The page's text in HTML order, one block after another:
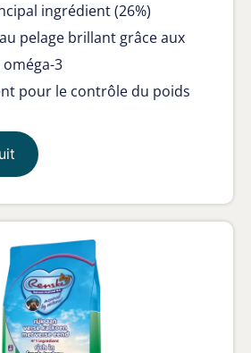
ingrédient (26%)
pelage brillant grâce aux
3
pour le contrôle du poids